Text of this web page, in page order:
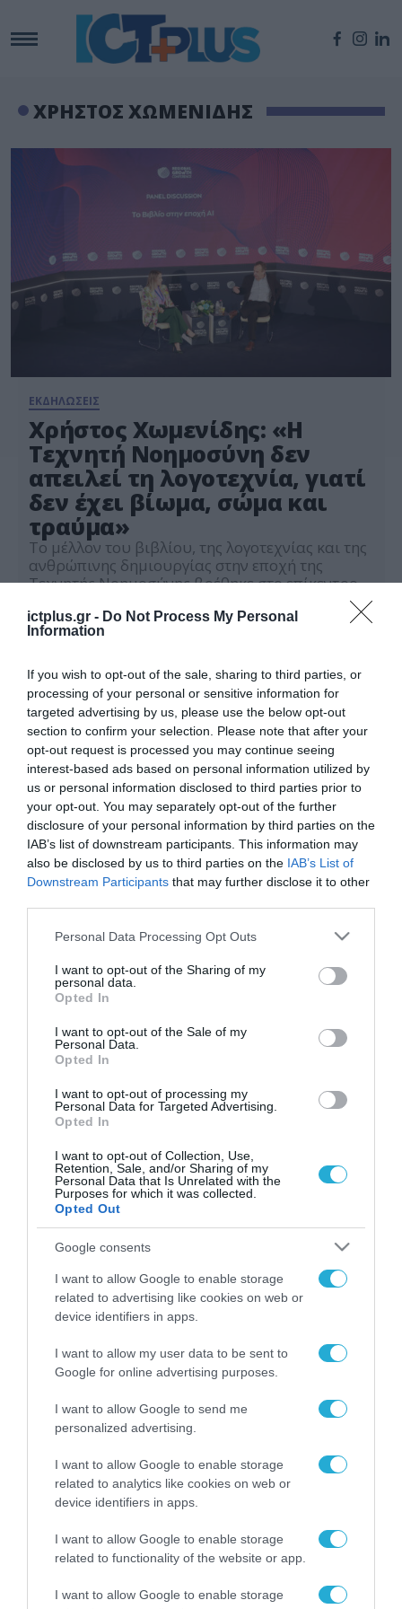
ictplus.gr - Do Not Process My Personal
Information
If you wish to opt-out of the sale, sharing to third parties, or
processing of your personal or sensitive information for
targeted advertising by us, please use the below opt-out
section to confirm your selection. Please note that after your
opt-out request is processed you may continue seeing
interest-based ads based on personal information utilized by
us or personal information disclosed to third parties prior to
your opt-out. You may separately opt-out of the further
disclosure of your personal information by third parties on the
IAB’s list of downstream participants. This information may
also be disclosed by us to third parties on the IAB’s List of
Downstream Participants that may further disclose it to other
Please note that this website/app uses one or more Google
not limited to your visit or usage behaviour. You may click to
grant or deny consent to Google and its third-party tags to
use your data for below specified purposes in below Google
consent section.
Personal Data Processing Opt Outs
I want to opt-out of the Sharing of my
personal data.
Opted In
I want to opt-out of the Sale of my
Personal Data.
Opted In
I want to opt-out of processing my
Personal Data for Targeted Advertising.
Opted In
I want to opt-out of Collection, Use,
Retention, Sale, and/or Sharing of my
Personal Data that Is Unrelated with the
Purposes for which it was collected.
Opted Out
Google consents
I want to allow Google to enable storage
related to advertising like cookies on web or
device identifiers in apps.
I want to allow my user data to be sent to
Google for online advertising purposes.
I want to allow Google to send me
personalized advertising.
I want to allow Google to enable storage
related to analytics like cookies on web or
device identifiers in apps.
I want to allow Google to enable storage
related to functionality of the website or app.
I want to allow Google to enable storage
ΧΡΗΣΤΟΣ ΧΩΜΕΝΙΔΗΣ
ΕΚΔΗΛΩΣΕΙΣ
Χρήστος Χωμενίδης: «Η
Τεχνητή Νοημοσύνη δεν
απειλεί τη λογοτεχνία, γιατί
δεν έχει βίωμα, σώμα και
τραύμα»
Το μέλλον του βιβλίου, της λογοτεχνίας και της
ανθρώπινης δημιουργίας στην εποχή της
Τεχνητής Νοημοσύνης βρέθηκε στο επίκεντρο
της συζήτησης με θέμα «Το Βιβλίο στην εποχή
AI», με ομιλητή τον συγγραφέα Χρήστο
Χωμενίδη και συντονίστρια τη Φαίη
διαΝΕΟσις, στο 14ο Regional Growth Conference
(RGC 2026), που διοργάνωσαν η εφημερίδα
ΠΕΛΟΠΟΝΝΗΣΟΣ, η […]
ΡΟΗ ΕΙΔΗΣΕΩΝ
Το χρηματοδοτούμενο
από την ΕΕ έργο “The
Gaming Police”
ενισχύει την ασφάλεια
των παιδιών στο
διαδίκτυο
ΑΑΔΕ: Διευκρινίσεις
παραβάσεις που
αφορούν τους ΦΗΜ
31.07.2026
Σ. Καλαφάτης: «Η
Τεχνητή Νοημοσύνη
δεν είναι απλώς μια
νέα τεχνολογία, είναι
μια νέα βιομηχανική
επανάσταση»
31.07.2026
για τη χρηματοδότηση